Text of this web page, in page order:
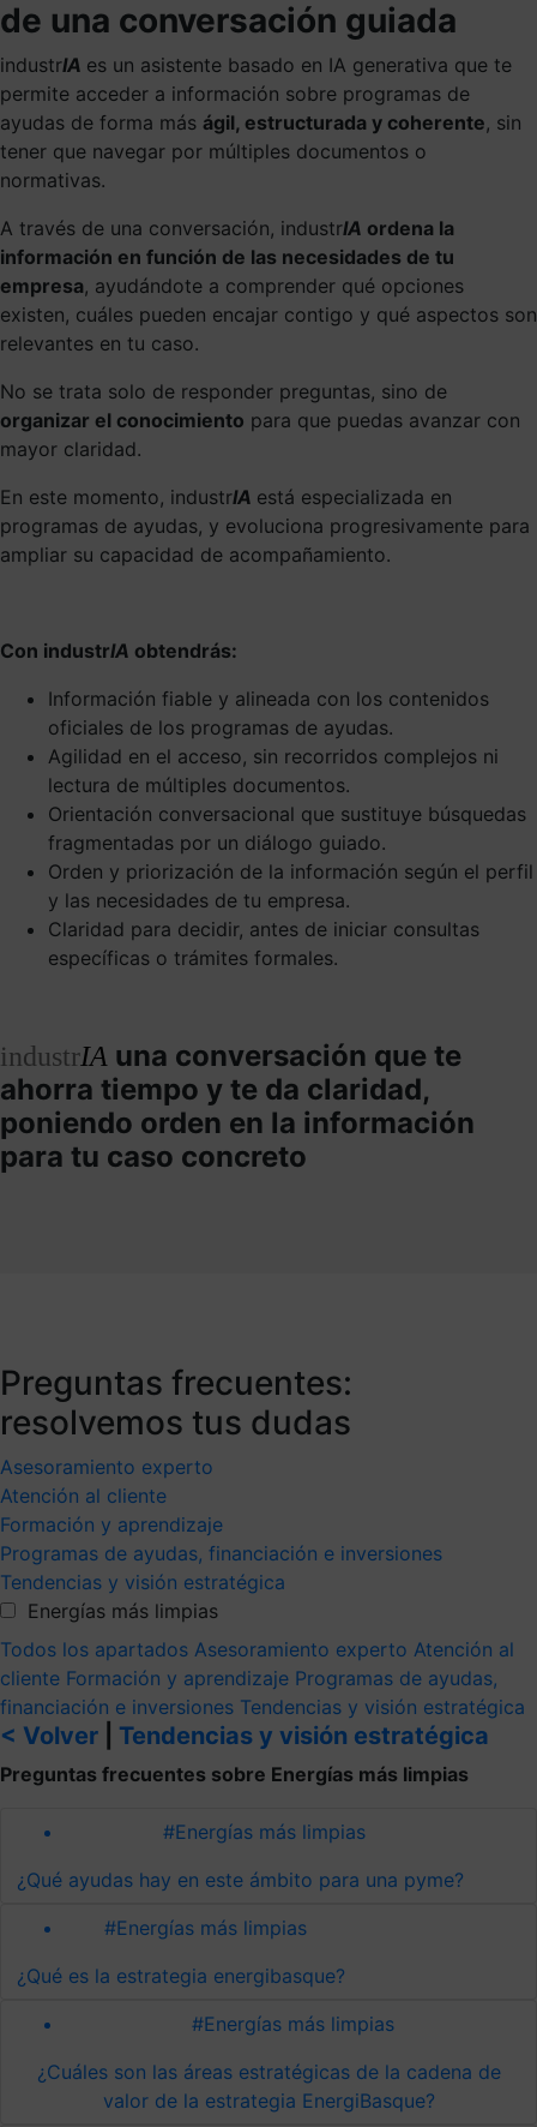
de una conversación guiada
industrIA es un asistente basado en IA generativa que te
permite acceder a información sobre programas de
ayudas de forma más ágil, estructurada y coherente, sin
tener que navegar por múltiples documentos o
normativas.
A través de una conversación, industrIA ordena la
información en función de las necesidades de tu
empresa, ayudándote a comprender qué opciones
existen, cuáles pueden encajar contigo y qué aspectos son
relevantes en tu caso.
No se trata solo de responder preguntas, sino de
organizar el conocimiento para que puedas avanzar con
mayor claridad.
En este momento, industrIA está especializada en
programas de ayudas, y evoluciona progresivamente para
ampliar su capacidad de acompañamiento.
Con industrIA obtendrás:
Información fiable y alineada con los contenidos
oficiales de los programas de ayudas.
Agilidad en el acceso, sin recorridos complejos ni
lectura de múltiples documentos.
Orientación conversacional que sustituye búsquedas
fragmentadas por un diálogo guiado.
Orden y priorización de la información según el perfil
y las necesidades de tu empresa.
Claridad para decidir, antes de iniciar consultas
específicas o trámites formales.
industrIA una conversación que te
ahorra tiempo y te da claridad,
poniendo orden en la información
para tu caso concreto
Preguntas frecuentes:
resolvemos tus dudas
Asesoramiento experto
Atención al cliente
Formación y aprendizaje
Programas de ayudas, financiación e inversiones
Tendencias y visión estratégica
Energías más limpias
Todos los apartados Asesoramiento experto Atención al
cliente Formación y aprendizaje Programas de ayudas,
financiación e inversiones Tendencias y visión estratégica
< Volver Tendencias y visión estratégica
Preguntas frecuentes sobre Energías más limpias
#Energías más limpias
¿Qué ayudas hay en este ámbito para una pyme?
#Energías más limpias
¿Qué es la estrategia energibasque?
#Energías más limpias
¿Cuáles son las áreas estratégicas de la cadena de
valor de la estrategia EnergiBasque?